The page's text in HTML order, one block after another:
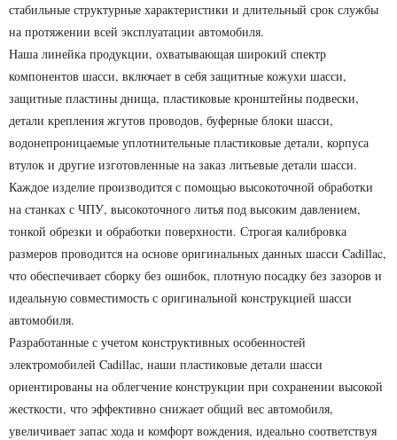
стабильные структурные характеристики и длительный срок службы
на протяжении всей эксплуатации автомобиля.
Наша линейка продукции, охватывающая широкий спектр
компонентов шасси, включает в себя защитные кожухи шасси,
защитные пластины днища, пластиковые кронштейны подвески,
детали крепления жгутов проводов, буферные блоки шасси,
водонепроницаемые уплотнительные пластиковые детали, корпуса
втулок и другие изготовленные на заказ литьевые детали шасси.
Каждое изделие производится с помощью высокоточной обработки
на станках с ЧПУ, высокоточного литья под высоким давлением,
тонкой обрезки и обработки поверхности. Строгая калибровка
размеров проводится на основе оригинальных данных шасси Cadillac,
что обеспечивает сборку без ошибок, плотную посадку без зазоров и
идеальную совместимость с оригинальной конструкцией шасси
автомобиля.
Разработанные с учетом конструктивных особенностей
электромобилей Cadillac, наши пластиковые детали шасси
ориентированы на облегчение конструкции при сохранении высокой
жесткости, что эффективно снижает общий вес автомобиля,
увеличивает запас хода и комфорт вождения, идеально соответствуя